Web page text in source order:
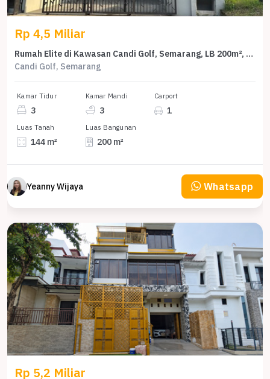
Rp 4,5 Miliar
Rumah Elite di Kawasan Candi Golf, Semarang, LB 200m², Harga 4,5 Miliar
Candi Golf, Semarang
Kamar Tidur
3
Kamar Mandi
3
Carport
1
Luas Tanah
144 m²
Luas Bangunan
200 m²
Yeanny Wijaya Whatsapp
Rp 5,2 Miliar